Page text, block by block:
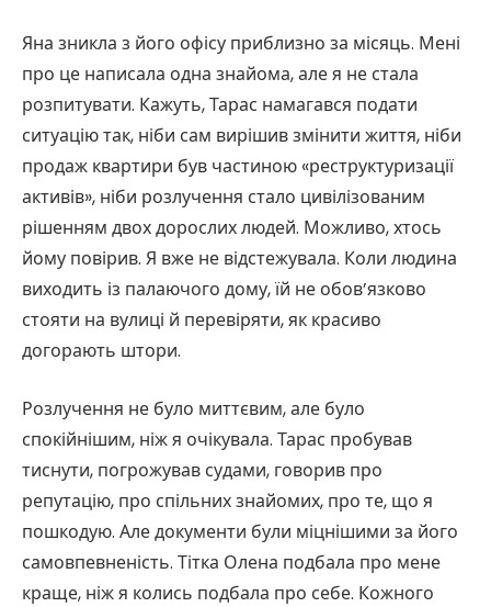
Яна зникла з його офісу приблизно за місяць. Мені
про це написала одна знайома, але я не стала
розпитувати. Кажуть, Тарас намагався подати
ситуацію так, ніби сам вирішив змінити життя, ніби
продаж квартири був частиною «реструктуризації
активів», ніби розлучення стало цивілізованим
рішенням двох дорослих людей. Можливо, хтось
йому повірив. Я вже не відстежувала. Коли людина
виходить із палаючого дому, їй не обов’язково
стояти на вулиці й перевіряти, як красиво
догорають штори.
Розлучення не було миттєвим, але було
спокійнішим, ніж я очікувала. Тарас пробував
тиснути, погрожував судами, говорив про
репутацію, про спільних знайомих, про те, що я
пошкодую. Але документи були міцнішими за його
самовпевненість. Тітка Олена подбала про мене
краще, ніж я колись подбала про себе. Кожного